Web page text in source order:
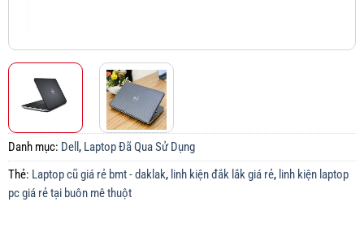
Danh mục: Dell , Laptop Đã Qua Sử Dụng
Thẻ: Laptop cũ giá rẻ bmt - daklak, linh kiện đắk lắk giá rẻ, linh kiện laptop
pc giá rẻ tại buôn mê thuột